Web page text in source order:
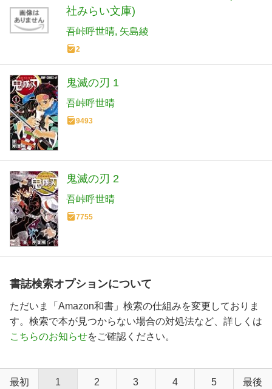
社みらい文庫)
吾峠呼世晴 矢島綾
2
鬼滅の刃 1
吾峠呼世晴
9493
鬼滅の刃 2
吾峠呼世晴
7755
書誌検索オプションについて
ただいま「Amazon和書」検索の仕組みを変更しておりま
す。検索で本が見つからない場合の対処法など、詳しくは
こちらのお知らせをご確認ください。
最初 1 2 3 4 5 最後